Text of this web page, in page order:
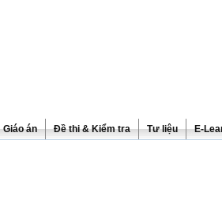
Giáo án Đề thi & Kiểm tra Tư liệu E-